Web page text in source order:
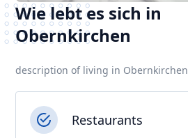
Wie lebt es sich in
Obernkirchen
description of living in Obernkirchen
Restaurants